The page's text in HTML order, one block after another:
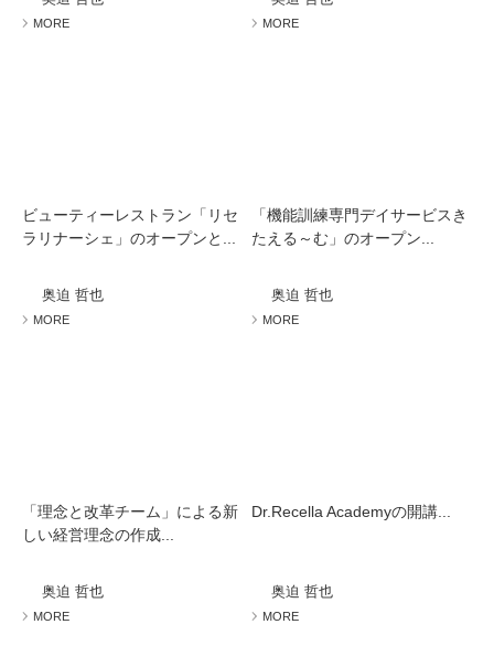
MORE MORE
ビューティーレストラン「リセ
ラリナーシェ」のオープンと...
奥迫 哲也
MORE
「機能訓練専門デイサービスき
たえる～む」のオープン...
奥迫 哲也
MORE
「理念と改革チーム」による新
しい経営理念の作成...
奥迫 哲也
MORE
Dr.Recella Academyの開講...
奥迫 哲也
MORE